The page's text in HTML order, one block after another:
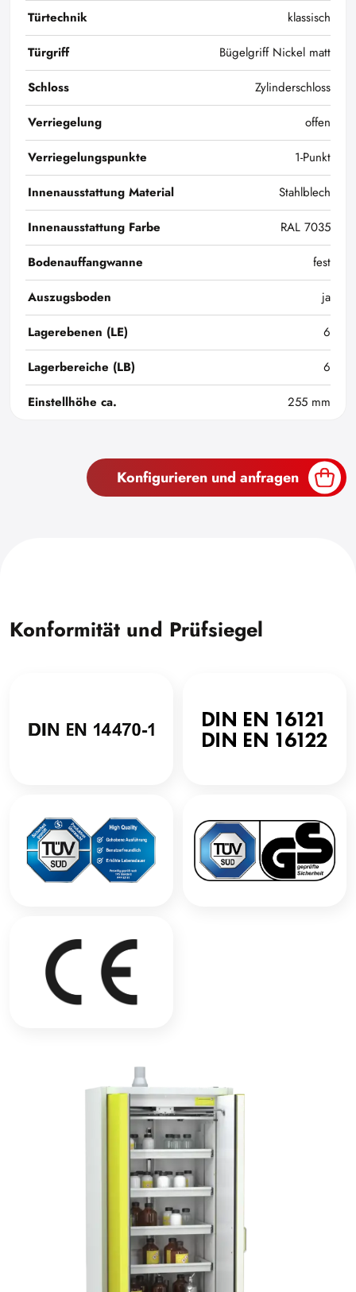
Türtechnik
klassisch
Türgriff
Bügelgriff Nickel matt
Schloss
Zylinderschloss
Verriegelung
offen
Verriegelungspunkte
1-Punkt
Innenausstattung Material
Stahlblech
Innenausstattung Farbe
RAL 7035
Bodenauffangwanne
fest
Auszugsboden
ja
Lagerebenen (LE)
6
Lagerbereiche (LB)
6
Einstellhöhe ca.
255 mm
Konfigurieren und anfragen
Konformität und Prüfsiegel